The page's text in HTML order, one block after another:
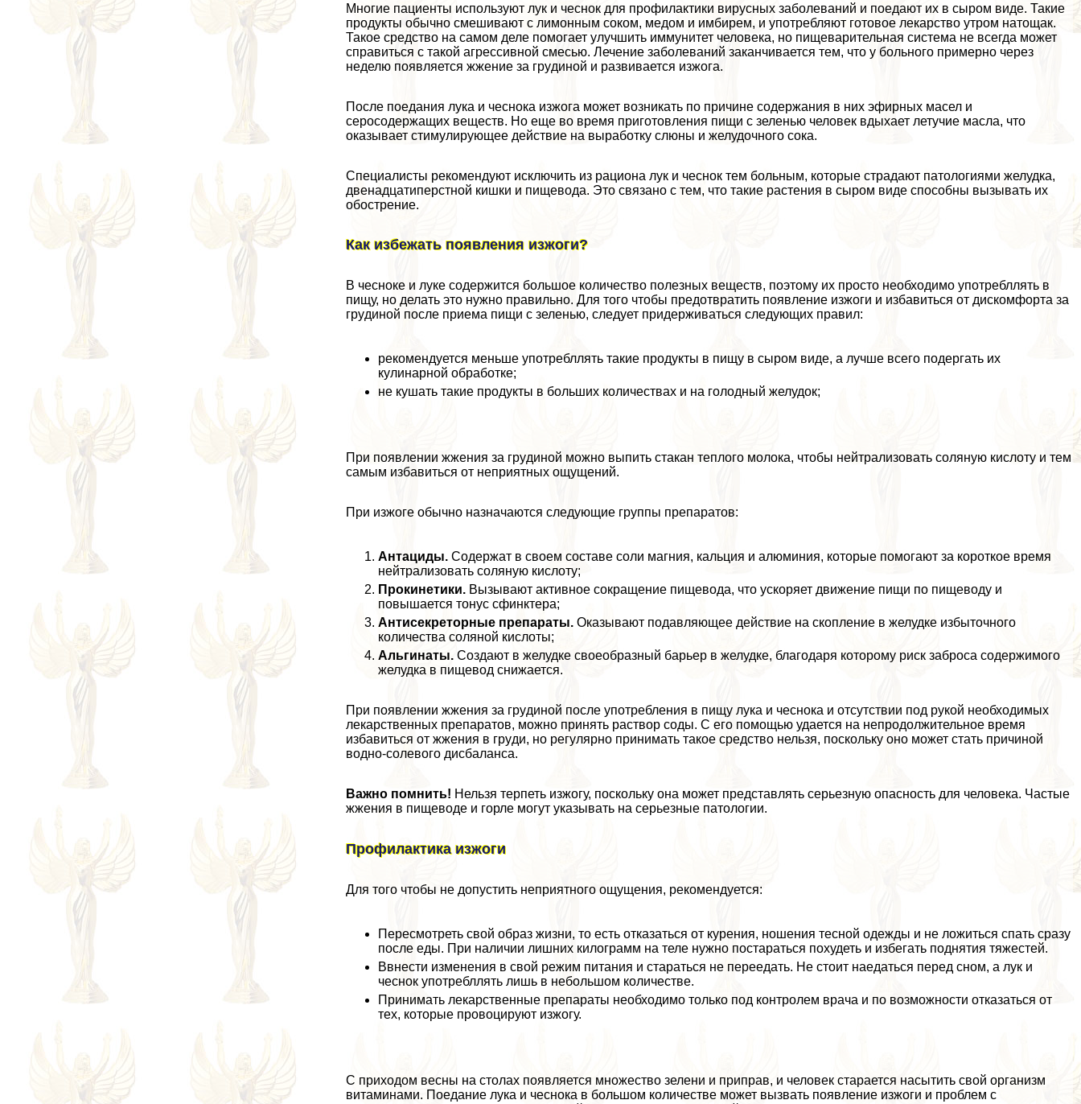
Многие пациенты используют лук и чеснок для профилактики вирусных заболеваний и поедают их в сыром виде. Такие
продукты обычно смешивают с лимонным соком, медом и имбирем, и употрeбляют готовое лекарство утром натощак.
Такое средство на самом деле помогает улучшить иммунитет человека, но пищеварительная система не всегда может
справиться с такой агрессивной смесью. Лечение заболеваний заканчивается тем, что у больного примерно через
неделю появляется жжение за гpyдиной и развивается изжога.
После поедания лука и чеснока изжога может возникать по причине содержания в них эфирных масел и
серосодержащих веществ. Но еще во время приготовления пищи с зеленью человек вдыхает летучие масла, что
оказывает стимулирующее действие на выработку слюны и желудочного сока.
Специалисты рекомендуют исключить из рациона лук и чеснок тем больным, которые страдают патологиями желудка,
двенадцатиперстной кишки и пищевода. Это связано с тем, что такие растения в сыром виде способны вызывать их
обострение.
Как избежать появления изжоги?
В чесноке и луке содержится большое количество полезных веществ, поэтому их просто необходимо употрeбллять в
пищу, но делать это нужно правильно. Для того чтобы предотвратить появление изжоги и избавиться от дискомфорта за
гpyдиной после приема пищи с зеленью, следует придерживаться следующих правил:
рекомендуется меньше употрeбллять такие продукты в пищу в сыром виде, а лучше всего подергать их
кулинарной обработке;
не кушать такие продукты в больших количествах и на голодный желудок;
При появлении жжения за гpyдиной можно выпить стакан теплого молока, чтобы нейтрализовать соляную кислоту и тем
самым избавиться от неприятных ощущений.
При изжоге обычно назначаются следующие группы препаратов:
Антациды. Содержат в своем составе соли магния, кальция и алюминия, которые помогают за короткое время
нейтрализовать соляную кислоту;
Прокинетики. Вызывают активное сокращение пищевода, что ускоряет движение пищи по пищеводу и
повышается тонус сфинктера;
Антисекреторные препараты. Оказывают подавляющее действие на скопление в желудке избыточного
количества соляной кислоты;
Альгинаты. Создают в желудке своеобразный барьер в желудке, благодаря которому риск заброса содержимого
желудка в пищевод снижается.
При появлении жжения за гpyдиной после употрeбления в пищу лука и чеснока и отсутствии под рукой необходимых
лекарственных препаратов, можно принять раствор соды. С его помощью удается на непродолжительное время
избавиться от жжения в гpyди, но регулярно принимать такое средство нельзя, поскольку оно может стать причиной
водно-солевого дисбаланса.
Важно помнить! Нельзя терпеть изжогу, поскольку она может представлять серьезную опасность для человека. Частые
жжения в пищеводе и горле могут указывать на серьезные патологии.
Профилактика изжоги
Для того чтобы не допустить неприятного ощущения, рекомендуется:
Пересмотреть свой образ жизни, то есть отказаться от курения, ношения тесной одежды и не ложиться спать сразу
после еды. При наличии лишних килограмм на теле нужно постараться похудеть и избегать поднятия тяжестей.
Ввнести изменения в свой режим питания и стараться не переедать. Не стоит наедаться перед сном, а лук и
чеснок употрeбллять лишь в небольшом количестве.
Принимать лекарственные препараты необходимо только под контролем врача и по возможности отказаться от
тех, которые провоцируют изжогу.
С приходом весны на столах появляется множество зелени и приправ, и человек старается насытить свой организм
витаминами. Поедание лука и чеснока в большом количестве может вызвать появление изжоги и проблем с